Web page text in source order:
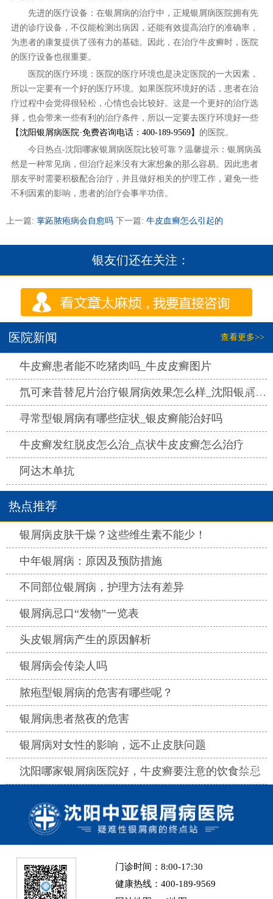
先进的医疗设备：在银屑病的治疗中，正规银屑病医院拥有先
进的诊疗设备，不仅能检测出病因，还能有效提高治疗的准确率，
为患者的康复提供了强有力的基础。因此，在治疗牛皮癣时，医院
的医疗设备也很重要。
医院的医疗环境：医院的医疗环境也是决定医院的一大因素，
所以一定要有一个好的医疗环境。如果医院环境好的话，患者在治
疗过程中会觉得很轻松，心情也会比较好。这是一个更好的治疗选
择，也会带来一些有利的治疗条件，所以一定要去医疗环境好一些
【沈阳银屑病医院·免费咨询电话：400-189-9569】 的医院。
今日热点-沈阳哪家银屑病医院比较可靠？温馨提示：银屑病虽
然是一种常见病，但治疗起来没有大家想象的那么容易。因此患者
朋友平时需要积极配合治疗，并且做好相关的护理工作，避免一些
不利因素的影响，患者的治疗会事半功倍。
上一篇: 掌跖脓疱病会自愈吗 下一篇: 牛皮血癣怎么引起的
银友们还在关注：
医院新闻 查看更多>>
牛皮癣患者能不吃猪肉吗_牛皮皮癣图片
氘可来昔替尼片治疗银屑病效果怎么样_沈阳银屑病医院哪家好
热点
寻常型银屑病有哪些症状_银皮癣能治好吗
牛皮癣发红脱皮怎么治_点状牛皮皮癣怎么治疗热点
阿达木单抗
热点推荐
银屑病皮肤干燥？这些维生素不能少！
中年银屑病：原因及预防措施
不同部位银屑病，护理方法有差异
银屑病忌口“发物”一览表
头皮银屑病产生的原因解析
银屑病会传染人吗
脓疱型银屑病的危害有哪些呢？
银屑病患者熬夜的危害
银屑病对女性的影响，远不止皮肤问题
沈阳哪家银屑病医院好，牛皮癣要注意的饮食禁忌
热点
门诊时间：8:00-17:30
健康热线：400-189-9569